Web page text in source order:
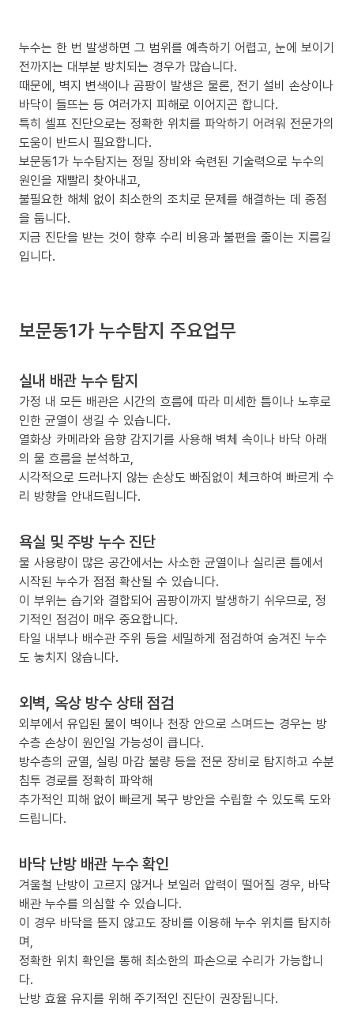
누수는 한 번 발생하면 그 범위를 예측하기 어렵고, 눈에 보이기
전까지는 대부분 방치되는 경우가 많습니다.
때문에, 벽지 변색이나 곰팡이 발생은 물론, 전기 설비 손상이나
바닥이 들뜨는 등 여러가지 피해로 이어지곤 합니다.
특히 셀프 진단으로는 정확한 위치를 파악하기 어려워 전문가의
도움이 반드시 필요합니다.
보문동1가 누수탐지는 정밀 장비와 숙련된 기술력으로 누수의
원인을 재빨리 찾아내고,
불필요한 해체 없이 최소한의 조치로 문제를 해결하는 데 중점
을 둡니다.
지금 진단을 받는 것이 향후 수리 비용과 불편을 줄이는 지름길
입니다.
보문동1가 누수탐지 주요업무
실내 배관 누수 탐지
가정 내 모든 배관은 시간의 흐름에 따라 미세한 틈이나 노후로
인한 균열이 생길 수 있습니다.
열화상 카메라와 음향 감지기를 사용해 벽체 속이나 바닥 아래
의 물 흐름을 분석하고,
시각적으로 드러나지 않는 손상도 빠짐없이 체크하여 빠르게 수
리 방향을 안내드립니다.
욕실 및 주방 누수 진단
물 사용량이 많은 공간에서는 사소한 균열이나 실리콘 틈에서
시작된 누수가 점점 확산될 수 있습니다.
이 부위는 습기와 결합되어 곰팡이까지 발생하기 쉬우므로, 정
기적인 점검이 매우 중요합니다.
타일 내부나 배수관 주위 등을 세밀하게 점검하여 숨겨진 누수
도 놓치지 않습니다.
외벽, 옥상 방수 상태 점검
외부에서 유입된 물이 벽이나 천장 안으로 스며드는 경우는 방
수층 손상이 원인일 가능성이 큽니다.
방수층의 균열, 실링 마감 불량 등을 전문 장비로 탐지하고 수분
침투 경로를 정확히 파악해
추가적인 피해 없이 빠르게 복구 방안을 수립할 수 있도록 도와
드립니다.
바닥 난방 배관 누수 확인
겨울철 난방이 고르지 않거나 보일러 압력이 떨어질 경우, 바닥
배관 누수를 의심할 수 있습니다.
이 경우 바닥을 뜯지 않고도 장비를 이용해 누수 위치를 탐지하
며,
정확한 위치 확인을 통해 최소한의 파손으로 수리가 가능합니
다.
난방 효율 유지를 위해 주기적인 진단이 권장됩니다.